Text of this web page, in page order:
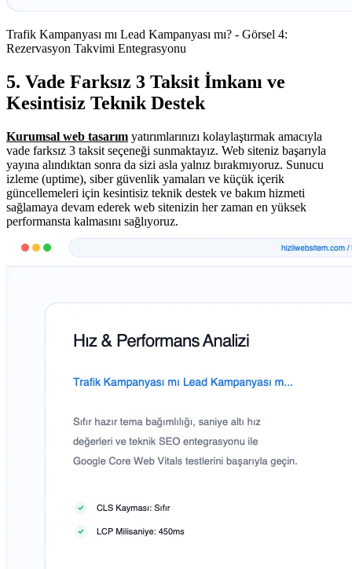
Trafik Kampanyası mı Lead Kampanyası mı? - Görsel 4:
Rezervasyon Takvimi Entegrasyonu
5. Vade Farksız 3 Taksit İmkanı ve
Kesintisiz Teknik Destek
Kurumsal web tasarım yatırımlarınızı kolaylaştırmak amacıyla
vade farksız 3 taksit seçeneği sunmaktayız. Web siteniz başarıyla
yayına alındıktan sonra da sizi asla yalnız bırakmıyoruz. Sunucu
izleme (uptime), siber güvenlik yamaları ve küçük içerik
güncellemeleri için kesintisiz teknik destek ve bakım hizmeti
sağlamaya devam ederek web sitenizin her zaman en yüksek
performansta kalmasını sağlıyoruz.